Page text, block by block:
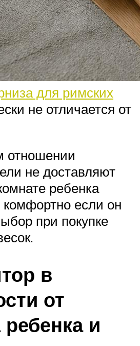
для римских
не отличается от
отношении
не доставляют
ребенка
комфортно если он
при покупке
в
от
ребенка и